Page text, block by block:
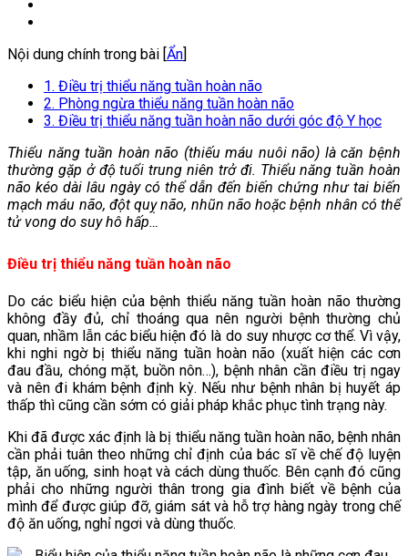
Nội dung chính trong bài [Ẩn]
1. Điều trị thiểu năng tuần hoàn não
2. Phòng ngừa thiểu năng tuần hoàn não
3. Điều trị thiểu năng tuần hoàn não dưới góc độ Y học
Thiểu năng tuần hoàn não (thiếu máu nuôi não) là căn bệnh
thường gặp ở độ tuổi trung niên trở đi. Thiểu năng tuần hoàn
não kéo dài lâu ngày có thể dẫn đến biến chứng như tai biến
mạch máu não, đột quỵ não, nhũn não hoặc bệnh nhân có thể
tử vong do suy hô hấp…
Điều trị thiểu năng tuần hoàn não
Do các biểu hiện của bệnh thiểu năng tuần hoàn não thường
không đầy đủ, chỉ thoáng qua nên người bệnh thường chủ
quan, nhầm lẫn các biểu hiện đó là do suy nhược cơ thể. Vì vậy,
khi nghi ngờ bị thiểu năng tuần hoàn não (xuất hiện các cơn
đau đầu, chóng mặt, buồn nôn…), bệnh nhân cần điều trị ngay
và nên đi khám bệnh định kỳ. Nếu như bệnh nhân bị huyết áp
thấp thì cũng cần sớm có giải pháp khắc phục tình trạng này.
Khi đã được xác định là bị thiểu năng tuần hoàn não, bệnh nhân
cần phải tuân theo những chỉ định của bác sĩ về chế độ luyện
tập, ăn uống, sinh hoạt và cách dùng thuốc. Bên cạnh đó cũng
phải cho những người thân trong gia đình biết về bệnh của
mình để được giúp đỡ, giám sát và hỗ trợ hàng ngày trong chế
độ ăn uống, nghỉ ngơi và dùng thuốc.